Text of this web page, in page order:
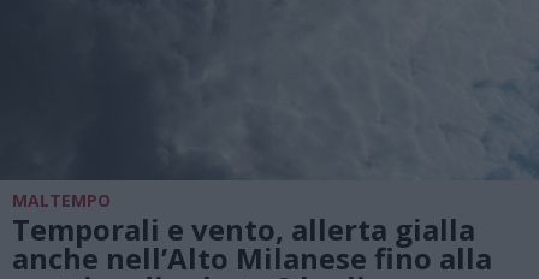
MALTEMPO
Temporali e vento, allerta gialla
anche nell’Alto Milanese fino alla